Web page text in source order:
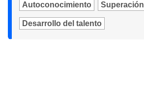
Autoconocimiento Superación
Desarrollo del talento